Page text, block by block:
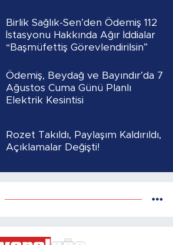
Birlik Sağlık-Sen’den Ödemiş 112
İstasyonu Hakkında Ağır İddialar
“Başmüfettiş Görevlendirilsin”
Ödemiş, Beydağ ve Bayındır’da 7
Ağustos Cuma Günü Planlı
Elektrik Kesintisi
Rozet Takıldı, Paylaşım Kaldırıldı,
Açıklamalar Değişti!